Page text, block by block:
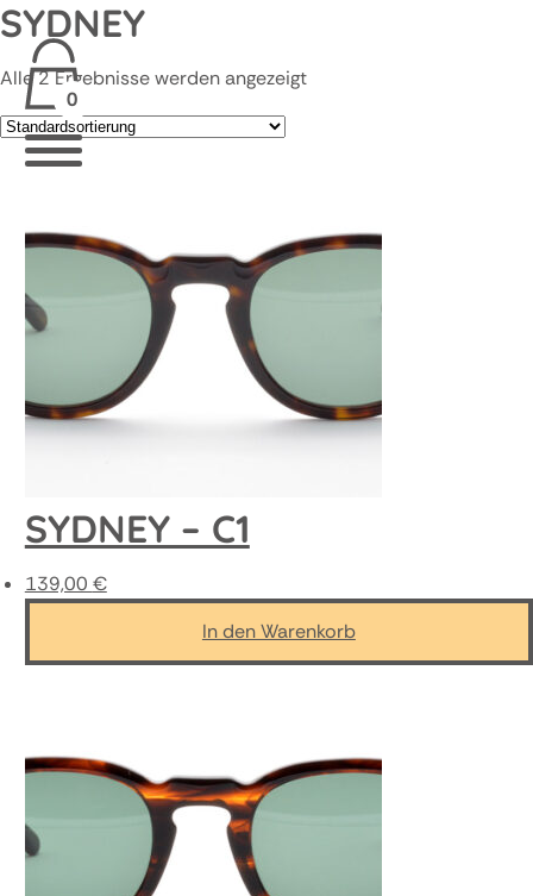
0
SYDNEY
Alle 2 Ergebnisse werden angezeigt
SYDNEY – C1
139,00 €
In den Warenkorb